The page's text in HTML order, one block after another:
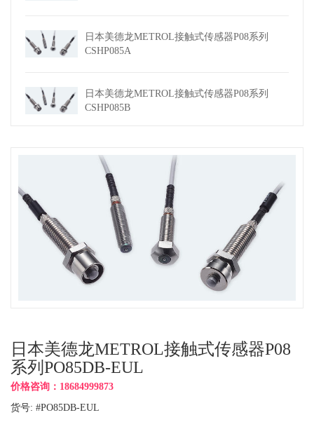
日本美德龙METROL接触式传感器P08系列
CSHP085A
日本美德龙METROL接触式传感器P08系列
CSHP085B
日本美德龙METROL接触式传感器P08
系列PO85DB-EUL
价格咨询：18684999873
货号: #PO85DB-EUL